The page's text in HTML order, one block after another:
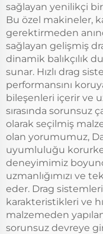
sağlayan yenilikçi bir
Bu özel makineler,
gerektirmeden
sağlayan gelişmiş
dinamik balıkçılık
sunar. Hızlı drag
performansını
bileşenleri içerir ve
sırasında sorunsuz
olarak seçilmiş
olan yorumumuz,
uyumluluğu
deneyimimiz
uzmanlığımızı ve
eder. Drag
karakteristikleri ve
malzemeden
sorunsuz devreye